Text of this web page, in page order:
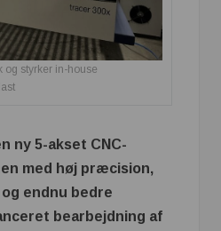
og styrker in-house
ny 5-akset CNC-
med høj præcision,
endnu bedre
bearbejdning af